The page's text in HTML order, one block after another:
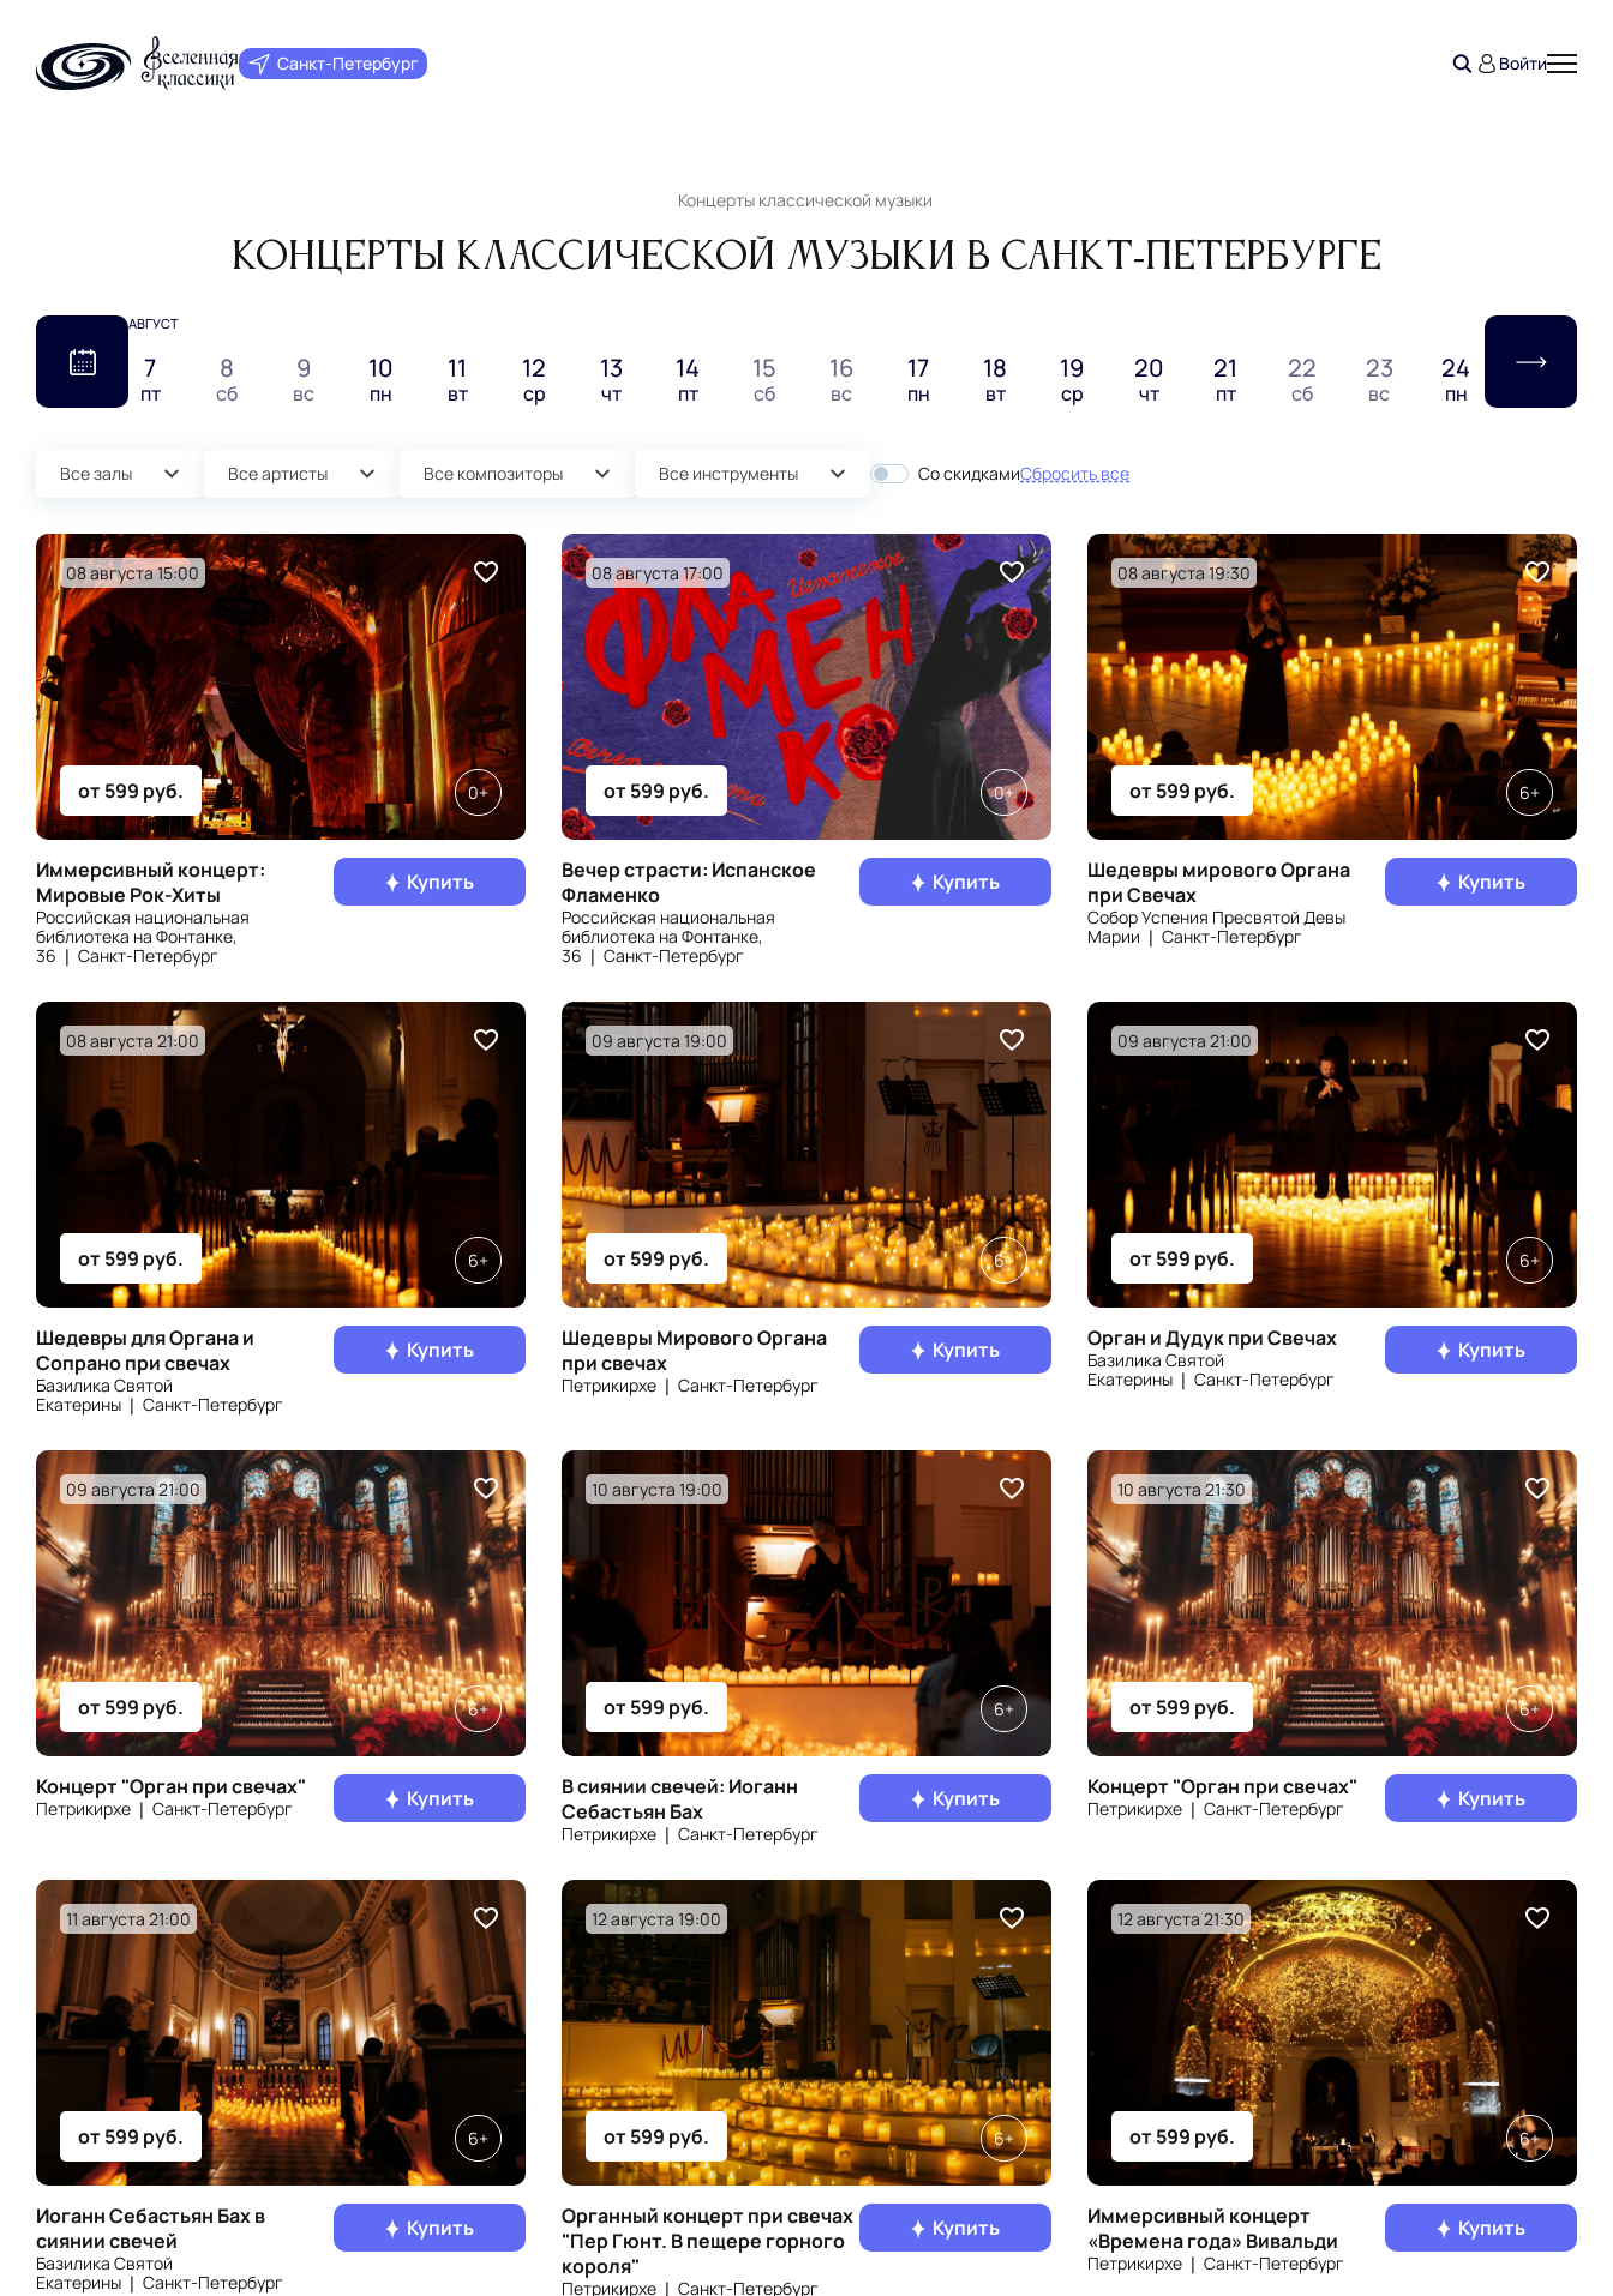
Санкт‑Петербург Войти
Концерты классической музыки
Концерты классической музыки в Санкт‑Петербурге
АВГУСТ
7
пт
8
сб
9
вс
10
пн
11
вт
12
ср
13
чт
14
пт
15
сб
16
вс
17
пн
18
вт
19
ср
20
чт
21
пт
22
сб
23
вс
24
пн
25
Все залы Все артисты Все композиторы Все инструменты Со скидкамиСбросить все
08 августа 15:00
от 599 руб. 0+
Иммерсивный концерт:
Мировые Рок-Хиты
Российская национальная
библиотека на Фонтанке,
36 ❘ Санкт‑Петербург
Купить
08 августа 17:00
от 599 руб. 0+
Вечер страсти: Испанское
Фламенко
Российская национальная
библиотека на Фонтанке,
36 ❘ Санкт‑Петербург
Купить
08 августа 19:30
от 599 руб. 6+
Шедевры мирового Органа
при Свечах
Собор Успения Пресвятой Девы
Марии ❘ Санкт‑Петербург
Купить
08 августа 21:00
от 599 руб. 6+
Шедевры для Органа и
Сопрано при свечах
Базилика Святой
Екатерины ❘ Санкт‑Петербург
Купить
09 августа 19:00
от 599 руб. 6+
Шедевры Мирового Органа
при свечах
Петрикирхе ❘ Санкт‑Петербург
Купить
09 августа 21:00
от 599 руб. 6+
Орган и Дудук при Свечах
Базилика Святой
Екатерины ❘ Санкт‑Петербург
Купить
09 августа 21:00
от 599 руб. 6+
Концерт "Орган при свечах"
Петрикирхе ❘ Санкт‑Петербург Купить
10 августа 19:00
от 599 руб. 6+
В сиянии свечей: Иоганн
Себастьян Бах
Петрикирхе ❘ Санкт‑Петербург
Купить
10 августа 21:30
от 599 руб. 6+
Концерт "Орган при свечах"
Петрикирхе ❘ Санкт‑Петербург Купить
11 августа 21:00
от 599 руб. 6+
Иоганн Себастьян Бах в
сиянии свечей
Базилика Святой
Екатерины ❘ Санкт‑Петербург
Купить
12 августа 19:00
от 599 руб. 6+
Органный концерт при свечах
"Пер Гюнт. В пещере горного
короля"
Петрикирхе ❘ Санкт‑Петербург
Купить
12 августа 21:30
от 599 руб. 6+
Иммерсивный концерт
«Времена года» Вивальди
Петрикирхе ❘ Санкт‑Петербург
Купить